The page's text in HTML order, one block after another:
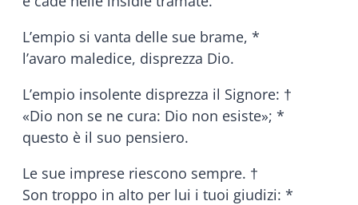
L’empio si vanta delle sue brame, *
l’avaro maledice, disprezza Dio.
L’empio insolente disprezza il Signore: †
«Dio non se ne cura: Dio non esiste»; *
questo è il suo pensiero.
Le sue imprese riescono sempre. †
Son troppo in alto per lui i tuoi giudizi: *